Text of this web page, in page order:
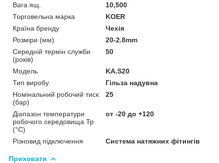
Вага ящ.
10,500
Торговельна марка
KOER
Країна бренду
Чехія
Розміри (мм)
20-2.8mm
Середній термін служби
(років)
50
Мoдель
KA.S20
Тип виробу
Гільза надувна
Номінальний робочий тиск
(бар)
25
Діапазон температури
робочого середовища Тр
(°С)
от -20 до +120
Різновид підключення Система натяжних фітингів
Приховати